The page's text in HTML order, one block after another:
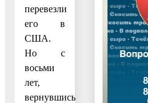
перевезли
его в
США.
Но с
восьми
лет,
вернувшись